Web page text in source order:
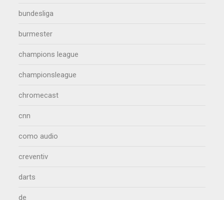
bundesliga
burmester
champions league
championsleague
chromecast
cnn
como audio
creventiv
darts
de